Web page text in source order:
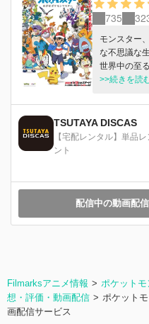
735
モンスター
な不思議な
世界中の至
“ポケモンマ
とピカチュ
ンとの触れ
うロケット
>>続きを読
TSUTAYA DISCAS
【宅配レンタル】単品
ント
配信中の動画配
Filmarksアニメ情報
ポケット
想・評価・動画配信
ポケット
画配信サービス